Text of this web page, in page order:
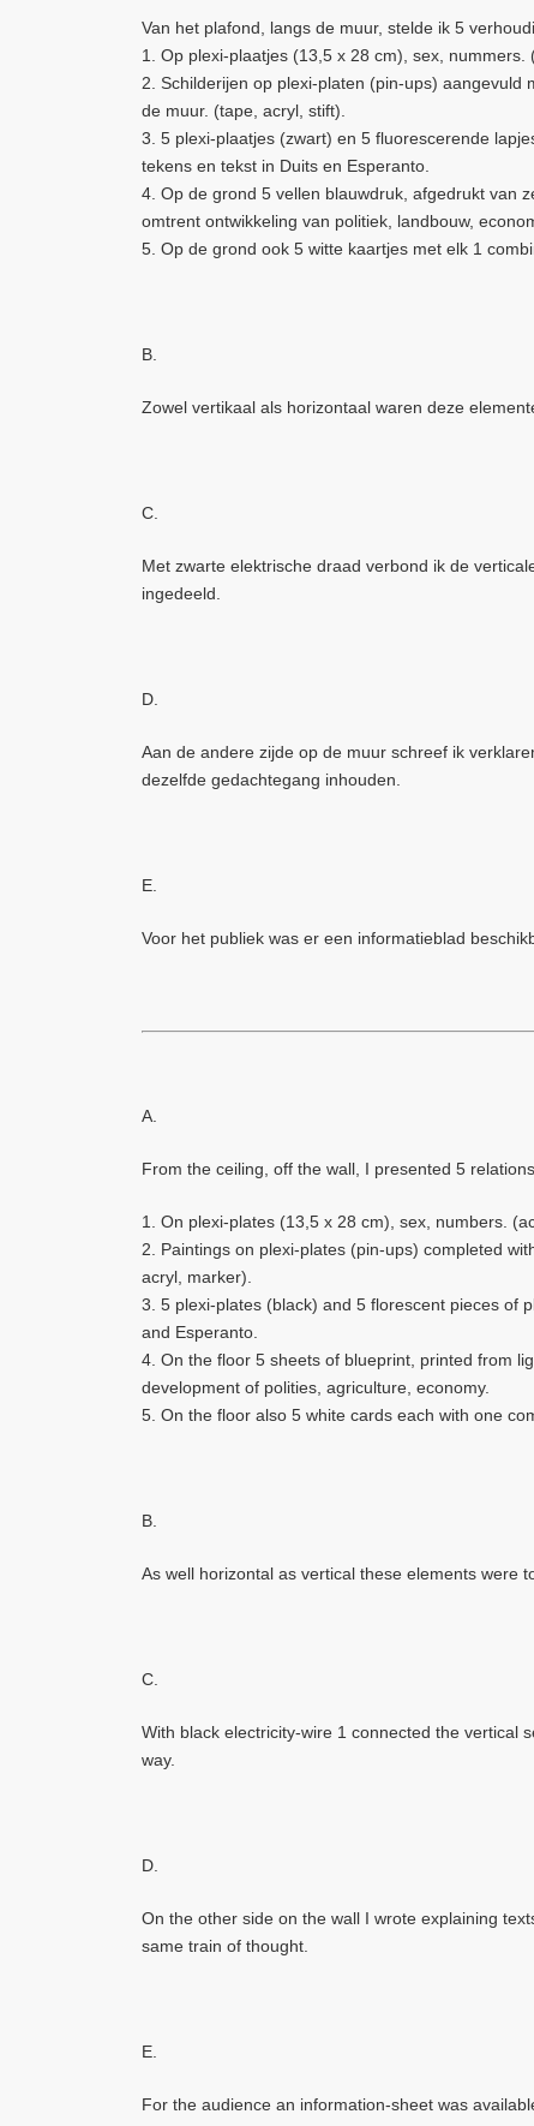
Van het plafond, langs de muur, stelde ik 5
1. Op plexi-plaatjes (13,5 x 28 cm), sex, nummers.
2. Schilderijen op plexi-platen (pin-ups)
de muur. (tape, acryl, stift).
3. 5 plexi-plaatjes (zwart) en 5 fluorescerende
tekens en tekst in Duits en Esperanto.
4. Op de grond 5 vellen blauwdruk, afgedrukt van
omtrent ontwikkeling van politiek, landbouw,
5. Op de grond ook 5 witte kaartjes met elk 1
B.
Zowel vertikaal als horizontaal waren deze
C.
Met zwarte elektrische draad verbond ik de
ingedeeld.
D.
Aan de andere zijde op de muur schreef ik
dezelfde gedachtegang inhouden.
E.
Voor het publiek was er een informatieblad
A.
From the ceiling, off the wall, I presented 5
1. On plexi-plates (13,5 x 28 cm), sex, numbers.
2. Paintings on plexi-plates (pin-ups) completed
acryl, marker).
3. 5 plexi-plates (black) and 5 florescent pieces of
and Esperanto.
4. On the floor 5 sheets of blueprint, printed from
development of polities, agriculture, economy.
5. On the floor also 5 white cards each with one
B.
As well horizontal as vertical these elements were
C.
With black electricity-wire 1 connected the vertical
way.
D.
On the other side on the wall I wrote explaining
same train of thought.
E.
For the audience an information-sheet was